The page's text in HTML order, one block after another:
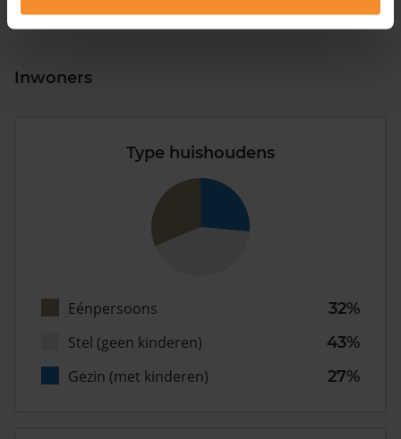
Inwoners
Type huishoudens
Eénpersoons
32%
Stel (geen kinderen)
43%
Gezin (met kinderen)
27%